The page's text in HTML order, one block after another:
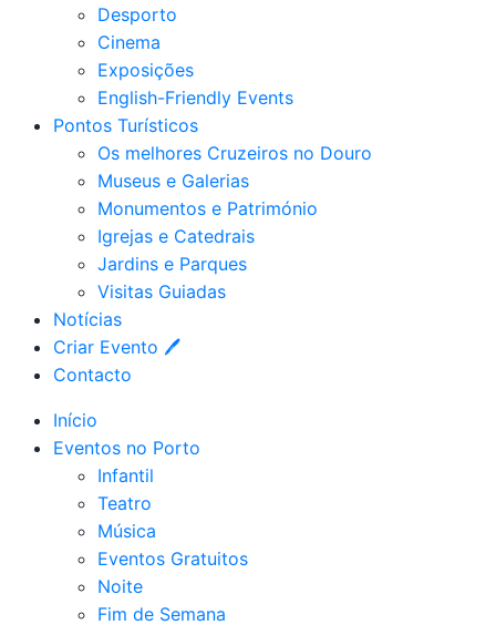
Desporto
Cinema
Exposições
English-Friendly Events
Pontos Turísticos
Os melhores Cruzeiros no Douro​
Museus e Galerias
Monumentos e Património
Igrejas e Catedrais
Jardins e Parques
Visitas Guiadas
Notícias
Criar Evento 🖊
Contacto
Início
Eventos no Porto
Infantil
Teatro
Música
Eventos Gratuitos
Noite
Fim de Semana